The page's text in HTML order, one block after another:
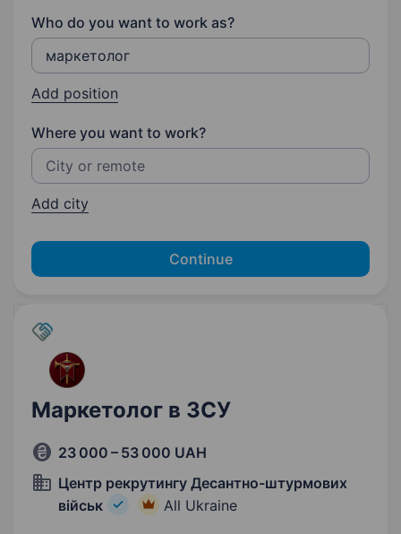
Who do you want to work as?
Add position
Where you want to work?
Add city
Continue
Маркетолог в ЗСУ
23 000 – 53 000 UAH
Центр рекрутингу Десантно-штурмових
військ
All Ukraine